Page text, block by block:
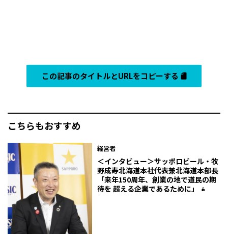
この記事のタイトルとURLをコピーする
こちらもおすすめ
経営者
＜インタビュー＞サッポロビール・牧
野成寿北海道本社代表兼北海道本部長
「来年150周年、創業の地で道民の期
待を 超える企業であるために」